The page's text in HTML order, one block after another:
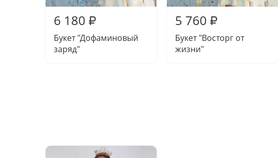
6 180 ₽
Букет "Дофаминовый
заряд"
5 760 ₽
Букет "Восторг от
жизни"